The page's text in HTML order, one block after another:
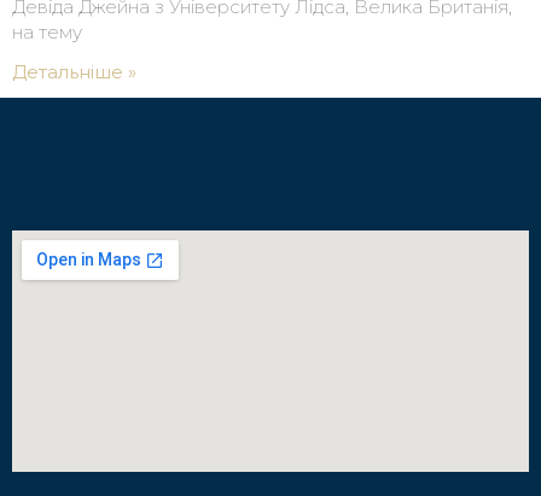
Девіда Джейна з Університету Лідса, Велика Британія,
на тему
Детальніше »